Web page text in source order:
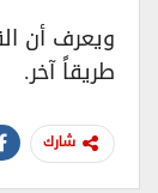
ويعرف أن
طريقاً آخر.
شارك